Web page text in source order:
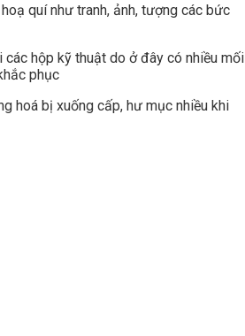
quí như tranh, ảnh, tượng các bức
hộp kỹ thuật do ở đây có nhiều mối
phục
hoá bị xuống cấp, hư mục nhiều khi